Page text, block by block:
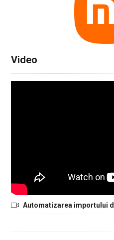
Video
Automatizarea importului